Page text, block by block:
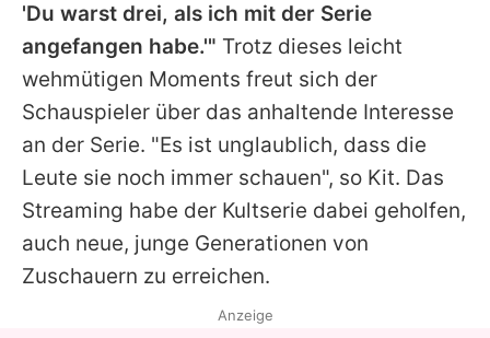
'Du warst drei, als ich mit der Serie
angefangen habe.'" Trotz dieses leicht
wehmütigen Moments freut sich der
Schauspieler über das anhaltende Interesse
an der Serie. "Es ist unglaublich, dass die
Leute sie noch immer schauen", so Kit. Das
Streaming habe der Kultserie dabei geholfen,
auch neue, junge Generationen von
Zuschauern zu erreichen.
Anzeige